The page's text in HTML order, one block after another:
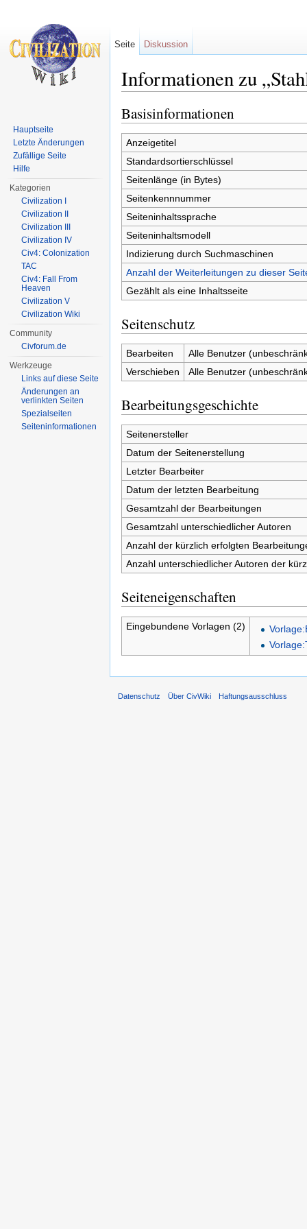
Informationen zu
Basisinformationen
Anzeigetitel
Standardsortierschlüssel
Seitenlänge (in Bytes)
Seitenkennnummer
Seiteninhaltssprache
Seiteninhaltsmodell
Indizierung durch Suchmaschinen
Anzahl der Weiterleitungen zu dieser
Gezählt als eine Inhaltsseite
Seitenschutz
Bearbeiten
Alle Benutzer
Verschieben
Alle Benutzer
Bearbeitungsgeschichte
Seitenersteller
Datum der Seitenerstellung
Letzter Bearbeiter
Datum der letzten Bearbeitung
Gesamtzahl der Bearbeitungen
Gesamtzahl unterschiedlicher Autoren
Anzahl der kürzlich erfolgten
Anzahl unterschiedlicher Autoren der
Seiteneigenschaften
Eingebundene Vorlagen (2)
Seite Diskussion
Hauptseite
Letzte Änderungen
Zufällige Seite
Hilfe
Kategorien
Civilization I
Civilization II
Civilization III
Civilization IV
Civ4: Colonization
TAC
Civ4: Fall From
Heaven
Civilization V
Civilization Wiki
Community
Civforum.de
Werkzeuge
Links auf diese Seite
Änderungen an
verlinkten Seiten
Spezialseiten
Seiten­informationen
Datenschutz Über CivWiki Haftungsausschluss